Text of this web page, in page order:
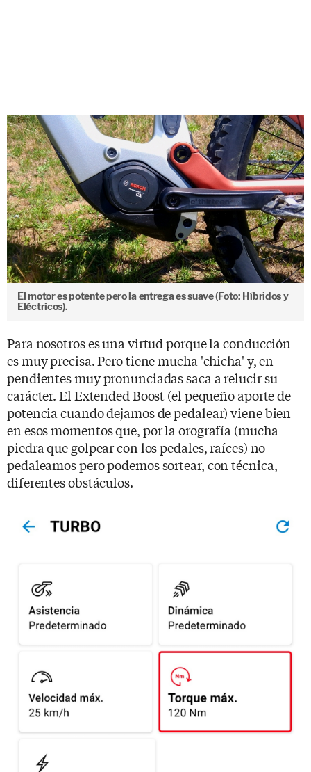
El motor es potente pero la entrega es suave (Foto: Híbridos y
Eléctricos).
Para nosotros es una virtud porque la conducción
es muy precisa. Pero tiene mucha 'chicha' y, en
pendientes muy pronunciadas saca a relucir su
carácter. El Extended Boost (el pequeño aporte de
potencia cuando dejamos de pedalear) viene bien
en esos momentos que, por la orografía (mucha
piedra que golpear con los pedales, raíces) no
pedaleamos pero podemos sortear, con técnica,
diferentes obstáculos.